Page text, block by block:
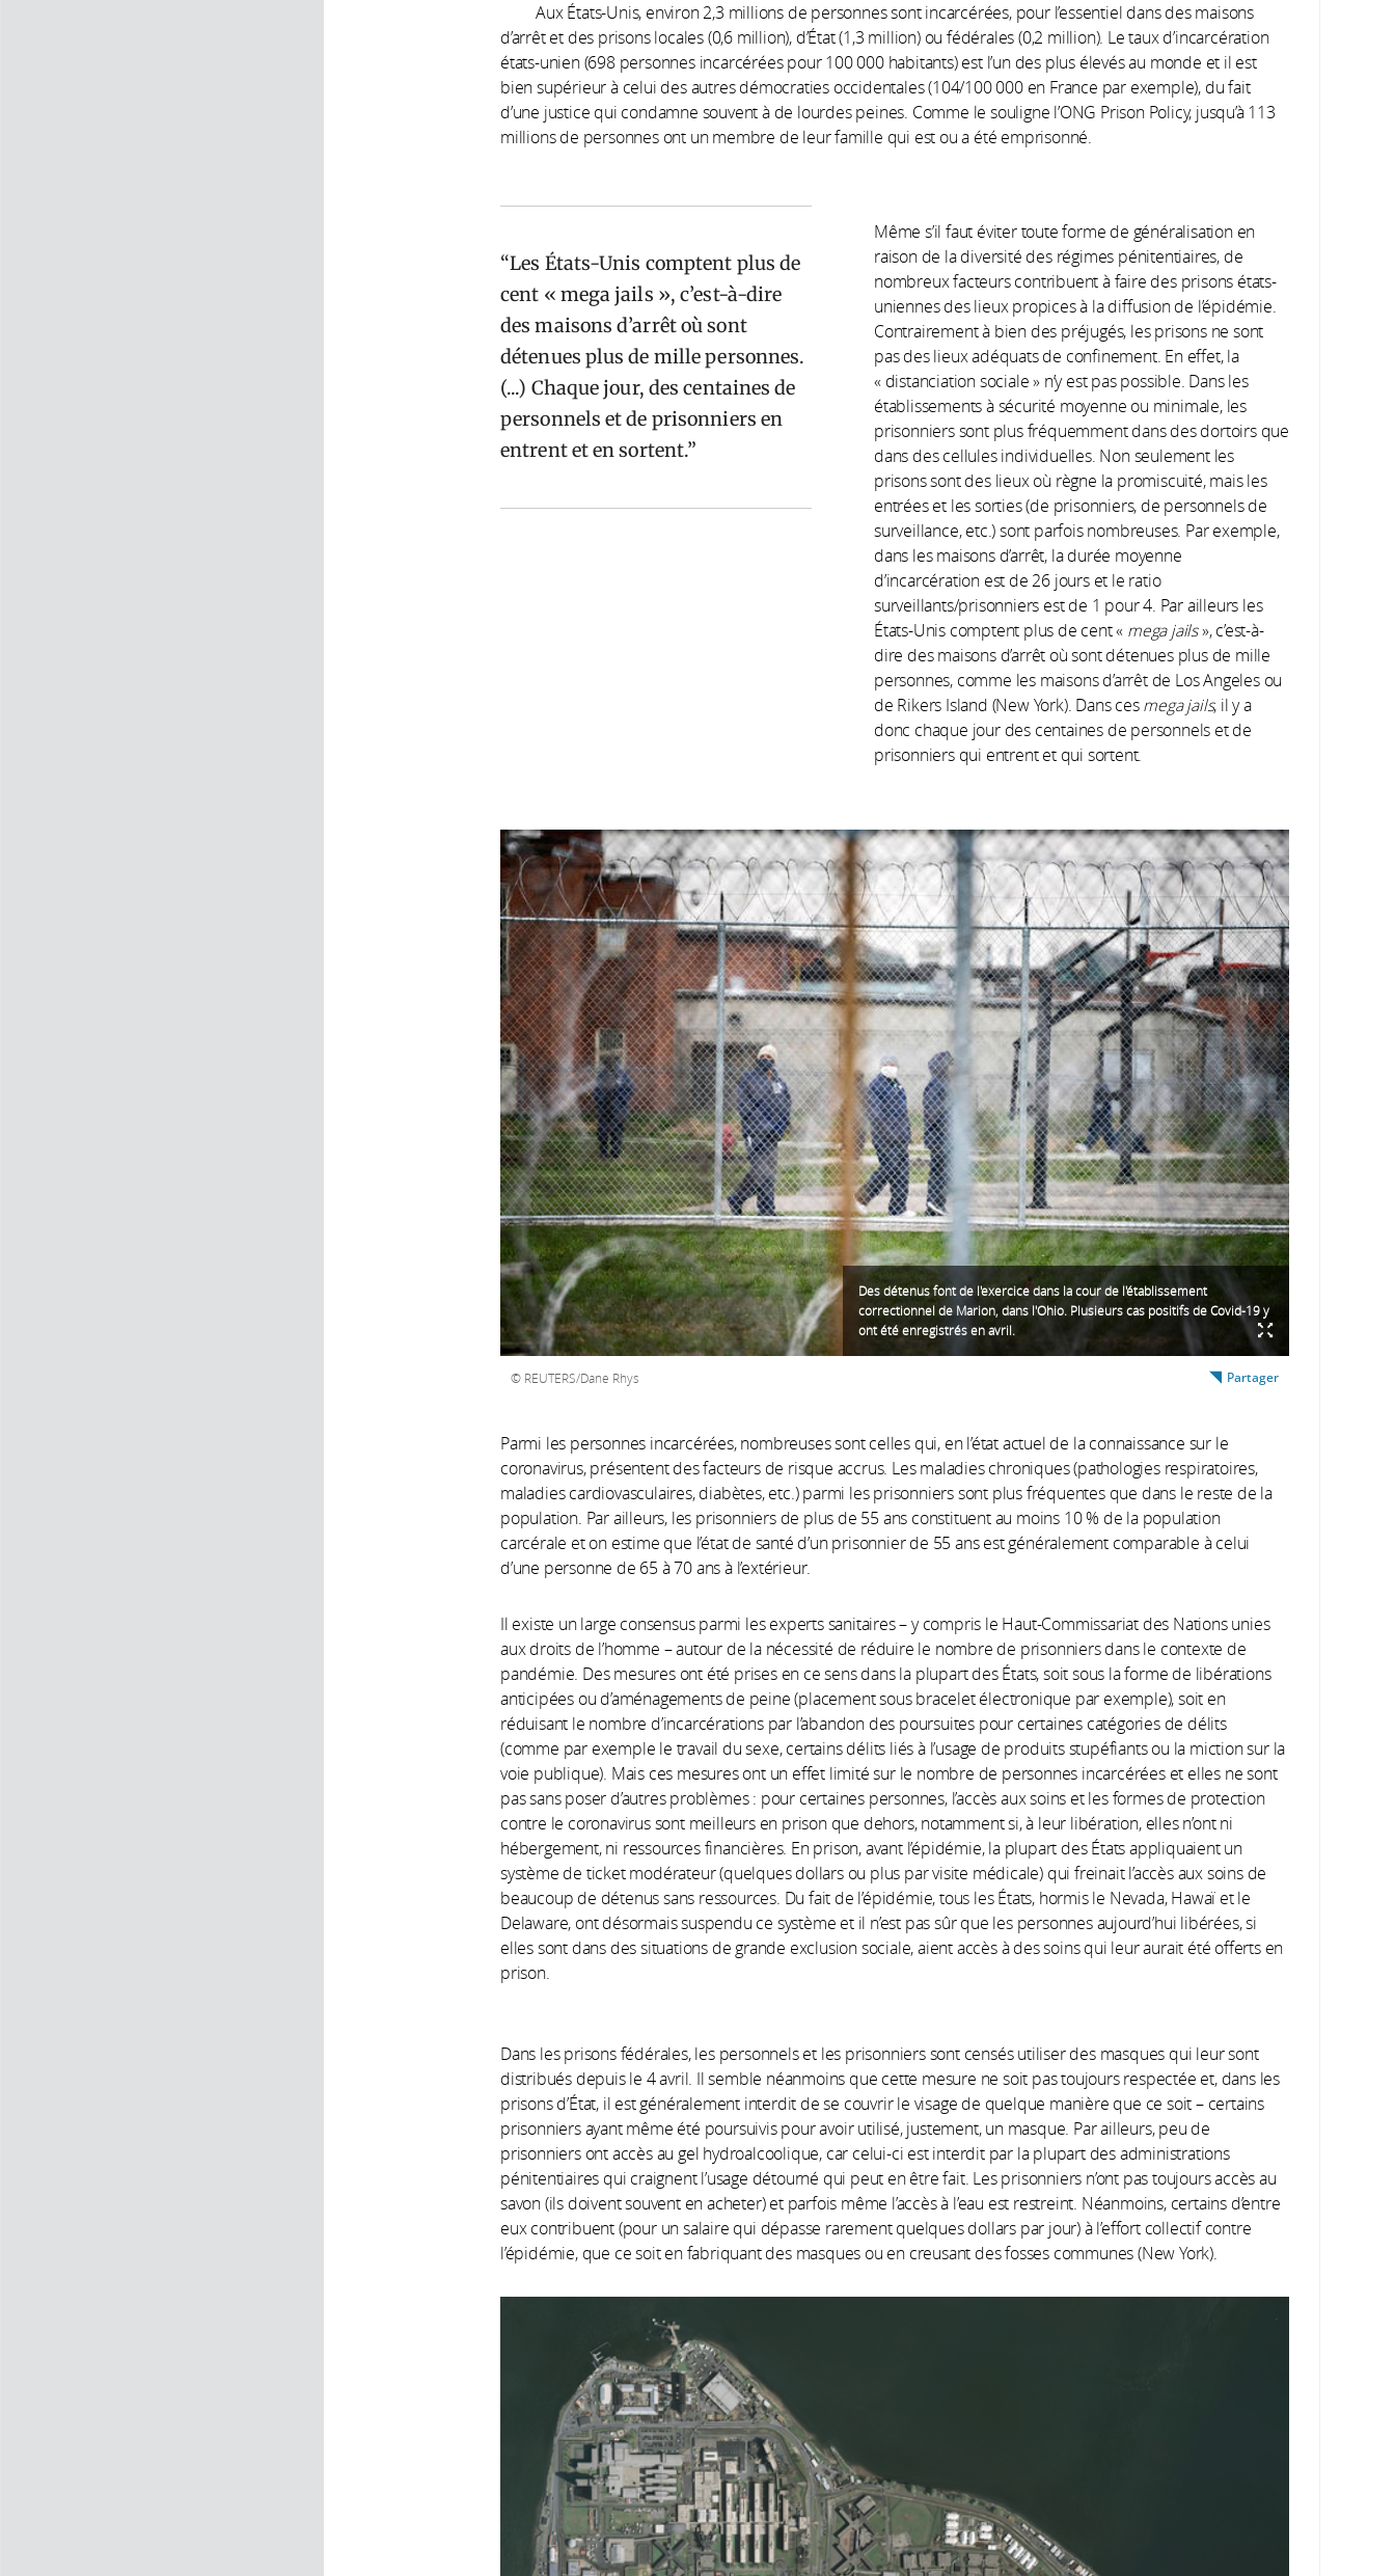
Aux États-Unis, environ 2,3 millions de personnes sont incarcérées, pour l’essentiel dans des maisons
d’arrêt et des prisons locales (0,6 million), d’État (1,3 million) ou fédérales (0,2 million). Le taux d’incarcération
états-unien (698 personnes incarcérées pour 100 000 habitants) est l’un des plus élevés au monde et il est
bien supérieur à celui des autres démocraties occidentales (104/100 000 en France par exemple), du fait
d’une justice qui condamne souvent à de lourdes peines. Comme le souligne l’ONG Prison Policy, jusqu’à 113
millions de personnes ont un membre de leur famille qui est ou a été emprisonné.
Les États-Unis comptent plus de
cent « mega jails », c’est-à-dire
des maisons d’arrêt où sont
détenues plus de mille personnes.
(...) Chaque jour, des centaines de
personnels et de prisonniers en
entrent et en sortent.
Même s’il faut éviter toute forme de généralisation en
raison de la diversité des régimes pénitentiaires, de
nombreux facteurs contribuent à faire des prisons états-
uniennes des lieux propices à la diffusion de l’épidémie.
Contrairement à bien des préjugés, les prisons ne sont
pas des lieux adéquats de confinement. En effet, la
« distanciation sociale » n’y est pas possible. Dans les
établissements à sécurité moyenne ou minimale, les
prisonniers sont plus fréquemment dans des dortoirs que
dans des cellules individuelles. Non seulement les
prisons sont des lieux où règne la promiscuité, mais les
entrées et les sorties (de prisonniers, de personnels de
surveillance, etc.) sont parfois nombreuses. Par exemple,
dans les maisons d’arrêt, la durée moyenne
d’incarcération est de 26 jours et le ratio
surveillants/prisonniers est de 1 pour 4. Par ailleurs les
États-Unis comptent plus de cent « mega jails», c’est-à-
dire des maisons d’arrêt où sont détenues plus de mille
personnes, comme les maisons d’arrêt de Los Angeles ou
de Rikers Island (New York). Dans ces mega jails, il y a
donc chaque jour des centaines de personnels et de
prisonniers qui entrent et qui sortent.
Des détenus font de l'exercice dans la cour de l'établissement
correctionnel de Marion, dans l'Ohio. Plusieurs cas positifs de Covid-19 y
ont été enregistrés en avril.
REUTERS/Dane Rhys Partager
Parmi les personnes incarcérées, nombreuses sont celles qui, en l’état actuel de la connaissance sur le
coronavirus, présentent des facteurs de risque accrus. Les maladies chroniques (pathologies respiratoires,
maladies cardiovasculaires, diabètes, etc.) parmi les prisonniers sont plus fréquentes que dans le reste de la
population. Par ailleurs, les prisonniers de plus de 55 ans constituent au moins 10 % de la population
carcérale et on estime que l’état de santé d’un prisonnier de 55 ans est généralement comparable à celui
d’une personne de 65 à 70 ans à l’extérieur.
Il existe un large consensus parmi les experts sanitaires – y compris le Haut-Commissariat des Nations unies
aux droits de l’homme – autour de la nécessité de réduire le nombre de prisonniers dans le contexte de
pandémie. Des mesures ont été prises en ce sens dans la plupart des États, soit sous la forme de libérations
anticipées ou d’aménagements de peine (placement sous bracelet électronique par exemple), soit en
réduisant le nombre d’incarcérations par l’abandon des poursuites pour certaines catégories de délits
(comme par exemple le travail du sexe, certains délits liés à l’usage de produits stupéfiants ou la miction sur la
voie publique). Mais ces mesures ont un effet limité sur le nombre de personnes incarcérées et elles ne sont
pas sans poser d’autres problèmes : pour certaines personnes, l’accès aux soins et les formes de protection
contre le coronavirus sont meilleurs en prison que dehors, notamment si, à leur libération, elles n’ont ni
hébergement, ni ressources financières. En prison, avant l’épidémie, la plupart des États appliquaient un
système de ticket modérateur (quelques dollars ou plus par visite médicale) qui freinait l’accès aux soins de
beaucoup de détenus sans ressources. Du fait de l’épidémie, tous les États, hormis le Nevada, Hawaï et le
Delaware, ont désormais suspendu ce système et il n’est pas sûr que les personnes aujourd’hui libérées, si
elles sont dans des situations de grande exclusion sociale, aient accès à des soins qui leur aurait été offerts en
prison.
Dans les prisons fédérales, les personnels et les prisonniers sont censés utiliser des masques qui leur sont
distribués depuis le 4 avril. Il semble néanmoins que cette mesure ne soit pas toujours respectée et, dans les
prisons d’État, il est généralement interdit de se couvrir le visage de quelque manière que ce soit – certains
prisonniers ayant même été poursuivis pour avoir utilisé, justement, un masque. Par ailleurs, peu de
prisonniers ont accès au gel hydroalcoolique, car celui-ci est interdit par la plupart des administrations
pénitentiaires qui craignent l’usage détourné qui peut en être fait. Les prisonniers n’ont pas toujours accès au
savon (ils doivent souvent en acheter) et parfois même l’accès à l’eau est restreint. Néanmoins, certains d’entre
eux contribuent (pour un salaire qui dépasse rarement quelques dollars par jour) à l’effort collectif contre
l’épidémie, que ce soit en fabriquant des masques ou en creusant des fosses communes (New York).